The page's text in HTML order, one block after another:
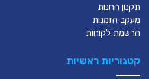
תקנון החנות
מעקב הזמנות
הרשמת לקוחות
קטגוריות ראשיות